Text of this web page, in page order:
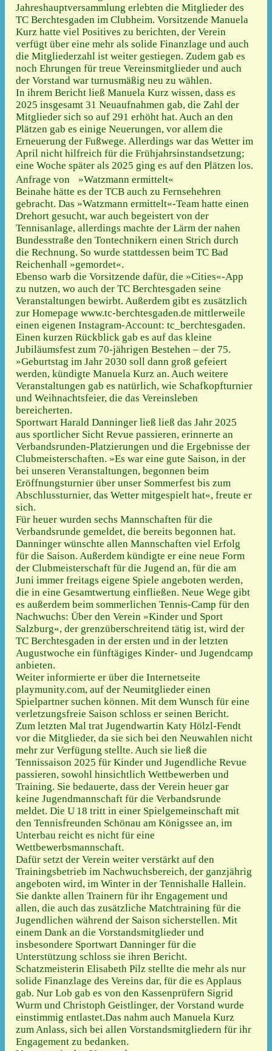
Jahreshauptversammlung erlebten die Mitglieder des
TC Berchtesgaden im Clubheim. Vorsitzende Manuela
Kurz hatte viel Positives zu berichten, der Verein
verfügt über eine mehr als solide Finanzlage und auch
die Mitgliederzahl ist weiter gestiegen. Zudem gab es
noch Ehrungen für treue Vereinsmitglieder und auch
der Vorstand war turnusmäßig neu zu wählen.
In ihrem Bericht ließ Manuela Kurz wissen, dass es
2025 insgesamt 31 Neuaufnahmen gab, die Zahl der
Mitglieder sich so auf 291 erhöht hat. Auch an den
Plätzen gab es einige Neuerungen, vor allem die
Erneuerung der Fußwege. Allerdings war das Wetter im
April nicht hilfreich für die Frühjahrsinstandsetzung;
eine Woche später als 2025 ging es auf den Plätzen los.
Anfrage von »Watzmann ermittelt«
Beinahe hätte es der TCB auch zu Fernsehehren
gebracht. Das »Watzmann ermittelt«-Team hatte einen
Drehort gesucht, war auch begeistert von der
Tennisanlage, allerdings machte der Lärm der nahen
Bundesstraße den Tontechnikern einen Strich durch
die Rechnung. So wurde stattdessen beim TC Bad
Reichenhall »gemordet«.
Ebenso warb die Vorsitzende dafür, die »Cities«-App
zu nutzen, wo auch der TC Berchtesgaden seine
Veranstaltungen bewirbt. Außerdem gibt es zusätzlich
zur Homepage www.tc-berchtesgaden.de mittlerweile
einen eigenen Instagram-Account: tc_berchtesgaden.
Einen kurzen Rückblick gab es auf das kleine
Jubiläumsfest zum 70-jährigen Bestehen – der 75.
»Geburtstag im Jahr 2030 soll dann groß gefeiert
werden, kündigte Manuela Kurz an. Auch weitere
Veranstaltungen gab es natürlich, wie Schafkopfturnier
und Weihnachtsfeier, die das Vereinsleben
bereicherten.
Sportwart Harald Danninger ließ ließ das Jahr 2025
aus sportlicher Sicht Revue passieren, erinnerte an
Verbandsrunden-Platzierungen und die Ergebnisse der
Clubmeisterschaften. »Es war eine gute Saison, in der
bei unseren Veranstaltungen, begonnen beim
Eröffnungsturnier über unser Sommerfest bis zum
Abschlussturnier, das Wetter mitgespielt hat«, freute er
sich.
Für heuer wurden sechs Mannschaften für die
Verbandsrunde gemeldet, die bereits begonnen hat.
Danninger wünschte allen Mannschaften viel Erfolg
für die Saison. Außerdem kündigte er eine neue Form
der Clubmeisterschaft für die Jugend an, für die am
Juni immer freitags eigene Spiele angeboten werden,
die in eine Gesamtwertung einfließen. Neue Wege gibt
es außerdem beim sommerlichen Tennis-Camp für den
Nachwuchs: Über den Verein »Kinder und Sport
Salzburg«, der grenzüberschreitend tätig ist, wird der
TC Berchtesgaden in der ersten und in der letzten
Augustwoche ein fünftägiges Kinder- und Jugendcamp
anbieten.
Weiter informierte er über die Internetseite
playmunity.com, auf der Neumitglieder einen
Spielpartner suchen können. Mit dem Wunsch für eine
verletzungsfreie Saison schloss er seinen Bericht.
Zum letzten Mal trat Jugendwartin Katy Hölzl-Fendt
vor die Mitglieder, da sie sich bei den Neuwahlen nicht
mehr zur Verfügung stellte. Auch sie ließ die
Tennissaison 2025 für Kinder und Jugendliche Revue
passieren, sowohl hinsichtlich Wettbewerben und
Training. Sie bedauerte, dass der Verein heuer gar
keine Jugendmannschaft für die Verbandsrunde
meldet. Die U 18 tritt in einer Spielgemeinschaft mit
den Tennisfreunden Schönau am Königssee an, im
Unterbau reicht es nicht für eine
Wettbewerbsmannschaft.
Dafür setzt der Verein weiter verstärkt auf den
Trainingsbetrieb im Nachwuchsbereich, der ganzjährig
angeboten wird, im Winter in der Tennishalle Hallein.
Sie dankte allen Trainern für ihr Engagement und
allen, die auch das zusätzliche Matchtraining für die
Jugendlichen während der Saison sicherstellen. Mit
einem Dank an die Vorstandsmitglieder und
insbesondere Sportwart Danninger für die
Unterstützung schloss sie ihren Bericht.
Schatzmeisterin Elisabeth Pilz stellte die mehr als nur
solide Finanzlage des Vereins dar, für die es Applaus
gab. Nur Lob gab es von den Kassenprüfern Sigrid
Wurm und Christoph Geistlinger, der Vorstand wurde
einstimmig entlastet.Das nahm auch Manuela Kurz
zum Anlass, sich bei allen Vorstandsmitgliedern für ihr
Engagement zu bedanken.